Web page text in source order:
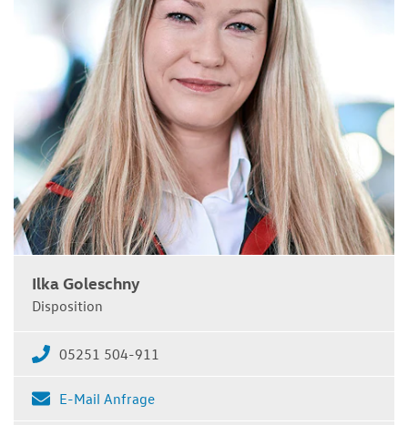
Ilka Goleschny
Disposition
05251 504-911
E-Mail Anfrage